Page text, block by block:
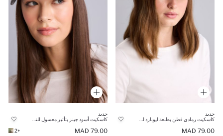
جديد
79.00 MAD
جديد
79.00 MAD
+2